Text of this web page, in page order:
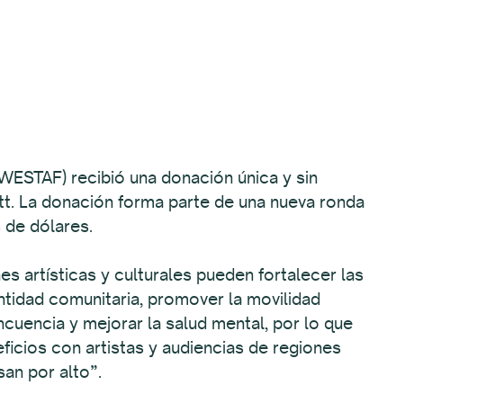
recibió una donación única y sin
La donación forma parte de una nueva ronda
dólares.
artísticas y culturales pueden fortalecer las
comunitaria, promover la movilidad
y mejorar la salud mental, por lo que
con artistas y audiencias de regiones
por alto”.